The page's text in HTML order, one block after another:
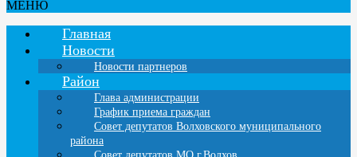
МЕНЮ
Главная
Новости
Новости партнеров
Район
Глава администрации
График приема граждан
Совет депутатов Волховского муниципального
района